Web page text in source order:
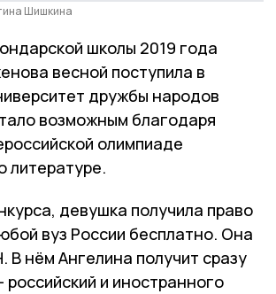
Шишкина
школы 2019 года
весной поступила в
дружбы народов
возможным благодаря
олимпиаде
литературе.
девушка получила право
вуз России бесплатно. Она
В нём Ангелина получит сразу
российский и иностранного